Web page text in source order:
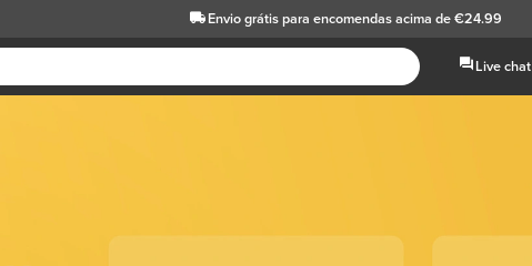
Envio grátispara encomendas acima de €24.99
Live chat